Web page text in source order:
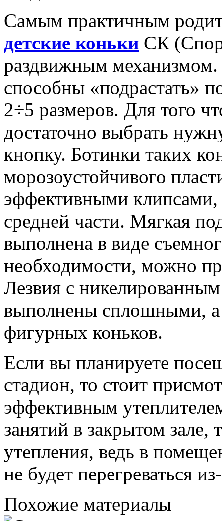
Самым практичным
детские коньки СК
раздвижным механизмом.
способны «подрастать»
2÷5 размеров. Для того
достаточно выбрать
кнопку. Ботинки таких
морозоустойчивого
эффективными
средней части. Мягкая
выполнена в виде
необходимости, можно
Лезвия с
выполнены сплошными, а
фигурных коньков.
Если вы планируете
стадион, то стоит
эффективным
занятий в закрытом зале,
утепления, ведь в
не будет перегреваться
Похожие материалы